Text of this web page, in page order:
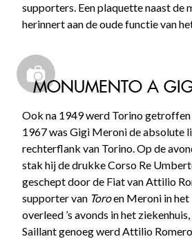
supporters. Een plaquette naast de
herinnert aan de oude functie van
MONUMENTO A
Ook na 1949 werd Torino
1967 was Gigi Meroni de absolute
rechterflank van Torino. Op de
stak hij de drukke Corso Re
geschept door de Fiat van Attilio
supporter van Toroen Meroni in
overleed ’s avonds in het
Saillant genoeg werd Attilio